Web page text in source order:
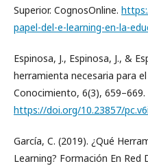
Superior. CognosOnline.
papel-del-e-learning-en-la-
Espinosa, J., Espinosa, J., &
herramienta necesaria para
Conocimiento, 6(3), 659–669.
https://doi.org/10.23857/
García, C. (2019). ¿Qué
Learning? Formación En Red